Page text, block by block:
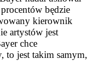
będzie
kierownik
artystów jest
chce
to jest takim samym,